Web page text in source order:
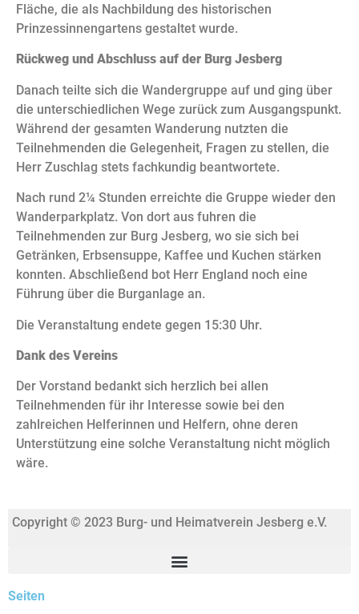
Fläche, die als Nachbildung des historischen
Prinzessinnengartens gestaltet wurde.
Rückweg und Abschluss auf der Burg Jesberg
Danach teilte sich die Wandergruppe auf und ging über
die unterschiedlichen Wege zurück zum Ausgangspunkt.
Während der gesamten Wanderung nutzten die
Teilnehmenden die Gelegenheit, Fragen zu stellen, die
Herr Zuschlag stets fachkundig beantwortete.
Nach rund 2¼ Stunden erreichte die Gruppe wieder den
Wanderparkplatz. Von dort aus fuhren die
Teilnehmenden zur Burg Jesberg, wo sie sich bei
Getränken, Erbsensuppe, Kaffee und Kuchen stärken
konnten. Abschließend bot Herr England noch eine
Führung über die Burganlage an.
Die Veranstaltung endete gegen 15:30 Uhr.
Dank des Vereins
Der Vorstand bedankt sich herzlich bei allen
Teilnehmenden für ihr Interesse sowie bei den
zahlreichen Helferinnen und Helfern, ohne deren
Unterstützung eine solche Veranstaltung nicht möglich
wäre.
Copyright © 2023 Burg- und Heimatverein Jesberg e.V.
Seiten